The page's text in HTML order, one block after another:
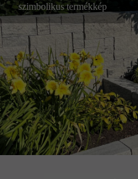
szimbolikus termékkép